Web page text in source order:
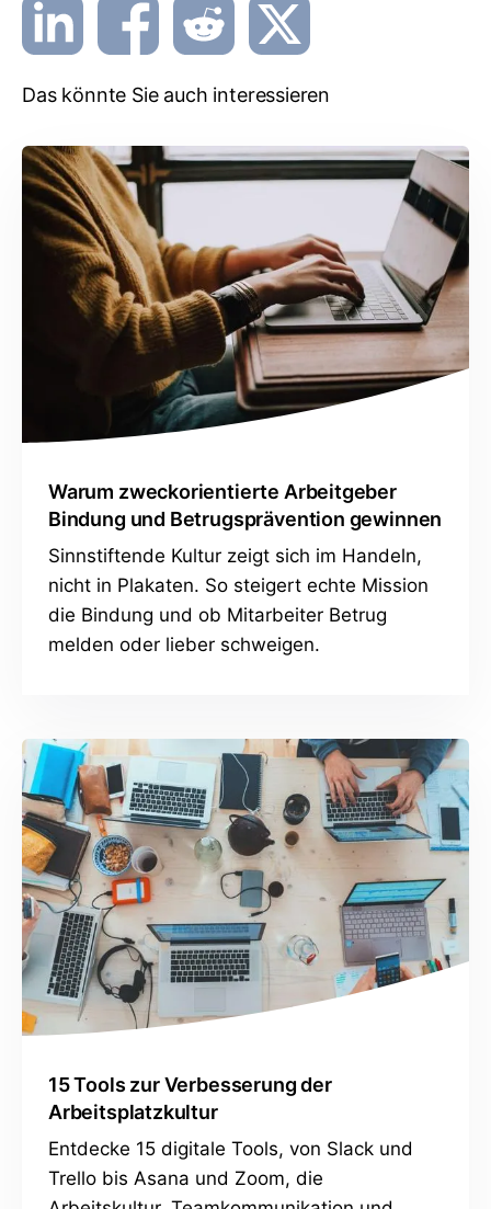
Das könnte Sie auch interessieren
Warum zweckorientierte Arbeitgeber
Bindung und Betrugsprävention gewinnen
Sinnstiftende Kultur zeigt sich im Handeln,
nicht in Plakaten. So steigert echte Mission
die Bindung und ob Mitarbeiter Betrug
melden oder lieber schweigen.
15 Tools zur Verbesserung der
Arbeitsplatzkultur
Entdecke 15 digitale Tools, von Slack und
Trello bis Asana und Zoom, die